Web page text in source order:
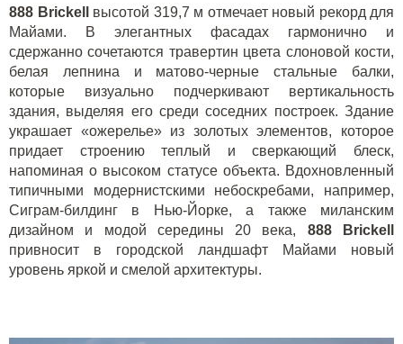
888 Brickell
высотой 319,7 м отмечает новый рекорд для
Майами. В элегантных фасадах гармонично и
сдержанно сочетаются травертин цвета слоновой кости,
белая лепнина и матово-черные стальные балки,
которые визуально подчеркивают вертикальность
здания, выделяя его среди соседних построек. Здание
украшает «ожерелье» из золотых элементов, которое
придает строению теплый и сверкающий блеск,
напоминая о высоком статусе объекта. Вдохновленный
типичными модернистскими небоскребами, например,
Сиграм-билдинг в Нью-Йорке, а также миланским
дизайном и модой середины 20 века, 888 Brickell
привносит в городской ландшафт Майами новый
уровень яркой и смелой архитектуры.